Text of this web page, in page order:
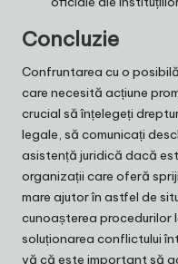
Concluzie
Confruntarea cu o
care necesită acțiune
crucial să înțelegeți
legale, să comunicați
asistență juridică dacă
organizații care oferă
mare ajutor în astfel de
cunoașterea
soluționarea conflictului
vă că este important să